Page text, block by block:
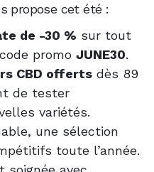
propose cet été :
de -30 % sur tout
promo JUNE30.
CBD offerts dès 89
de tester
variétés.
une sélection
toute l’année.